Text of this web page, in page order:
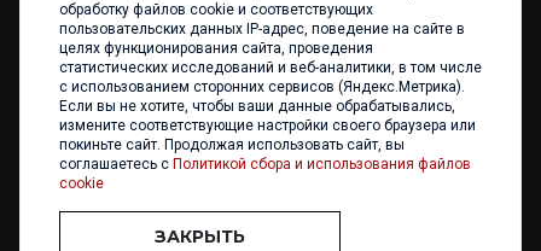
236017 Калининград,
ул. Каштановая аллея, 47
Телефон: +7 4012 960 898,
+7 4012 960 856
Написать нам
ООО «ФИЛИПП» © 2013 - 2026. Все права защищены
обработку файлов cookie и соответствующих
пользовательских данных IP-адрес, поведение на сайте в
целях функционирования сайта, проведения
статистических исследований и веб-аналитики, в том числе
с использованием сторонних сервисов (Яндекс.Метрика).
Если вы не хотите, чтобы ваши данные обрабатывались,
измените соответствующие настройки своего браузера или
покиньте сайт. Продолжая использовать сайт, вы
соглашаетесь с Политикой сбора и использования файлов
cookie
ЗАКРЫТЬ